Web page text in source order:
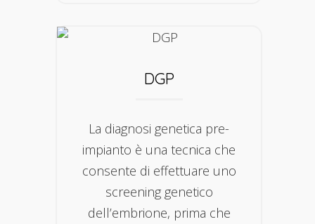
DGP
La diagnosi genetica pre-
impianto è una tecnica che
consente di effettuare uno
screening genetico
dell’embrione, prima che